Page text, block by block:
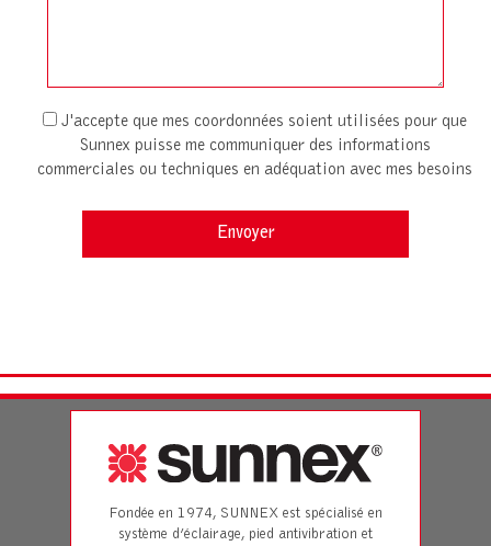
J'accepte que mes coordonnées soient utilisées pour que
Sunnex puisse me communiquer des informations
commerciales ou techniques en adéquation avec mes besoins
Fondée en 1974, SUNNEX est spécialisé en
système d’éclairage, pied antivibration et